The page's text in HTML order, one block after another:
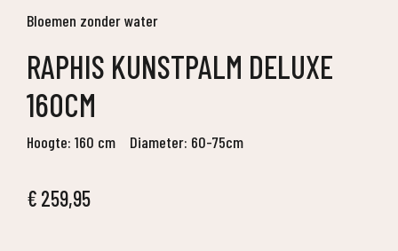
Bloemen zonder water
RAPHIS KUNSTPALM DELUXE
160CM
Hoogte: 160 cm Diameter: 60-75cm
€ 259,95